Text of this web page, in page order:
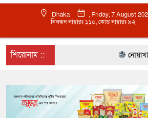
Dhaka
, Friday, 7 August
নিবন্ধন নাম্বারঃ ১১০, কোড নাম্বারঃ ৯২
শিরোনাম ::